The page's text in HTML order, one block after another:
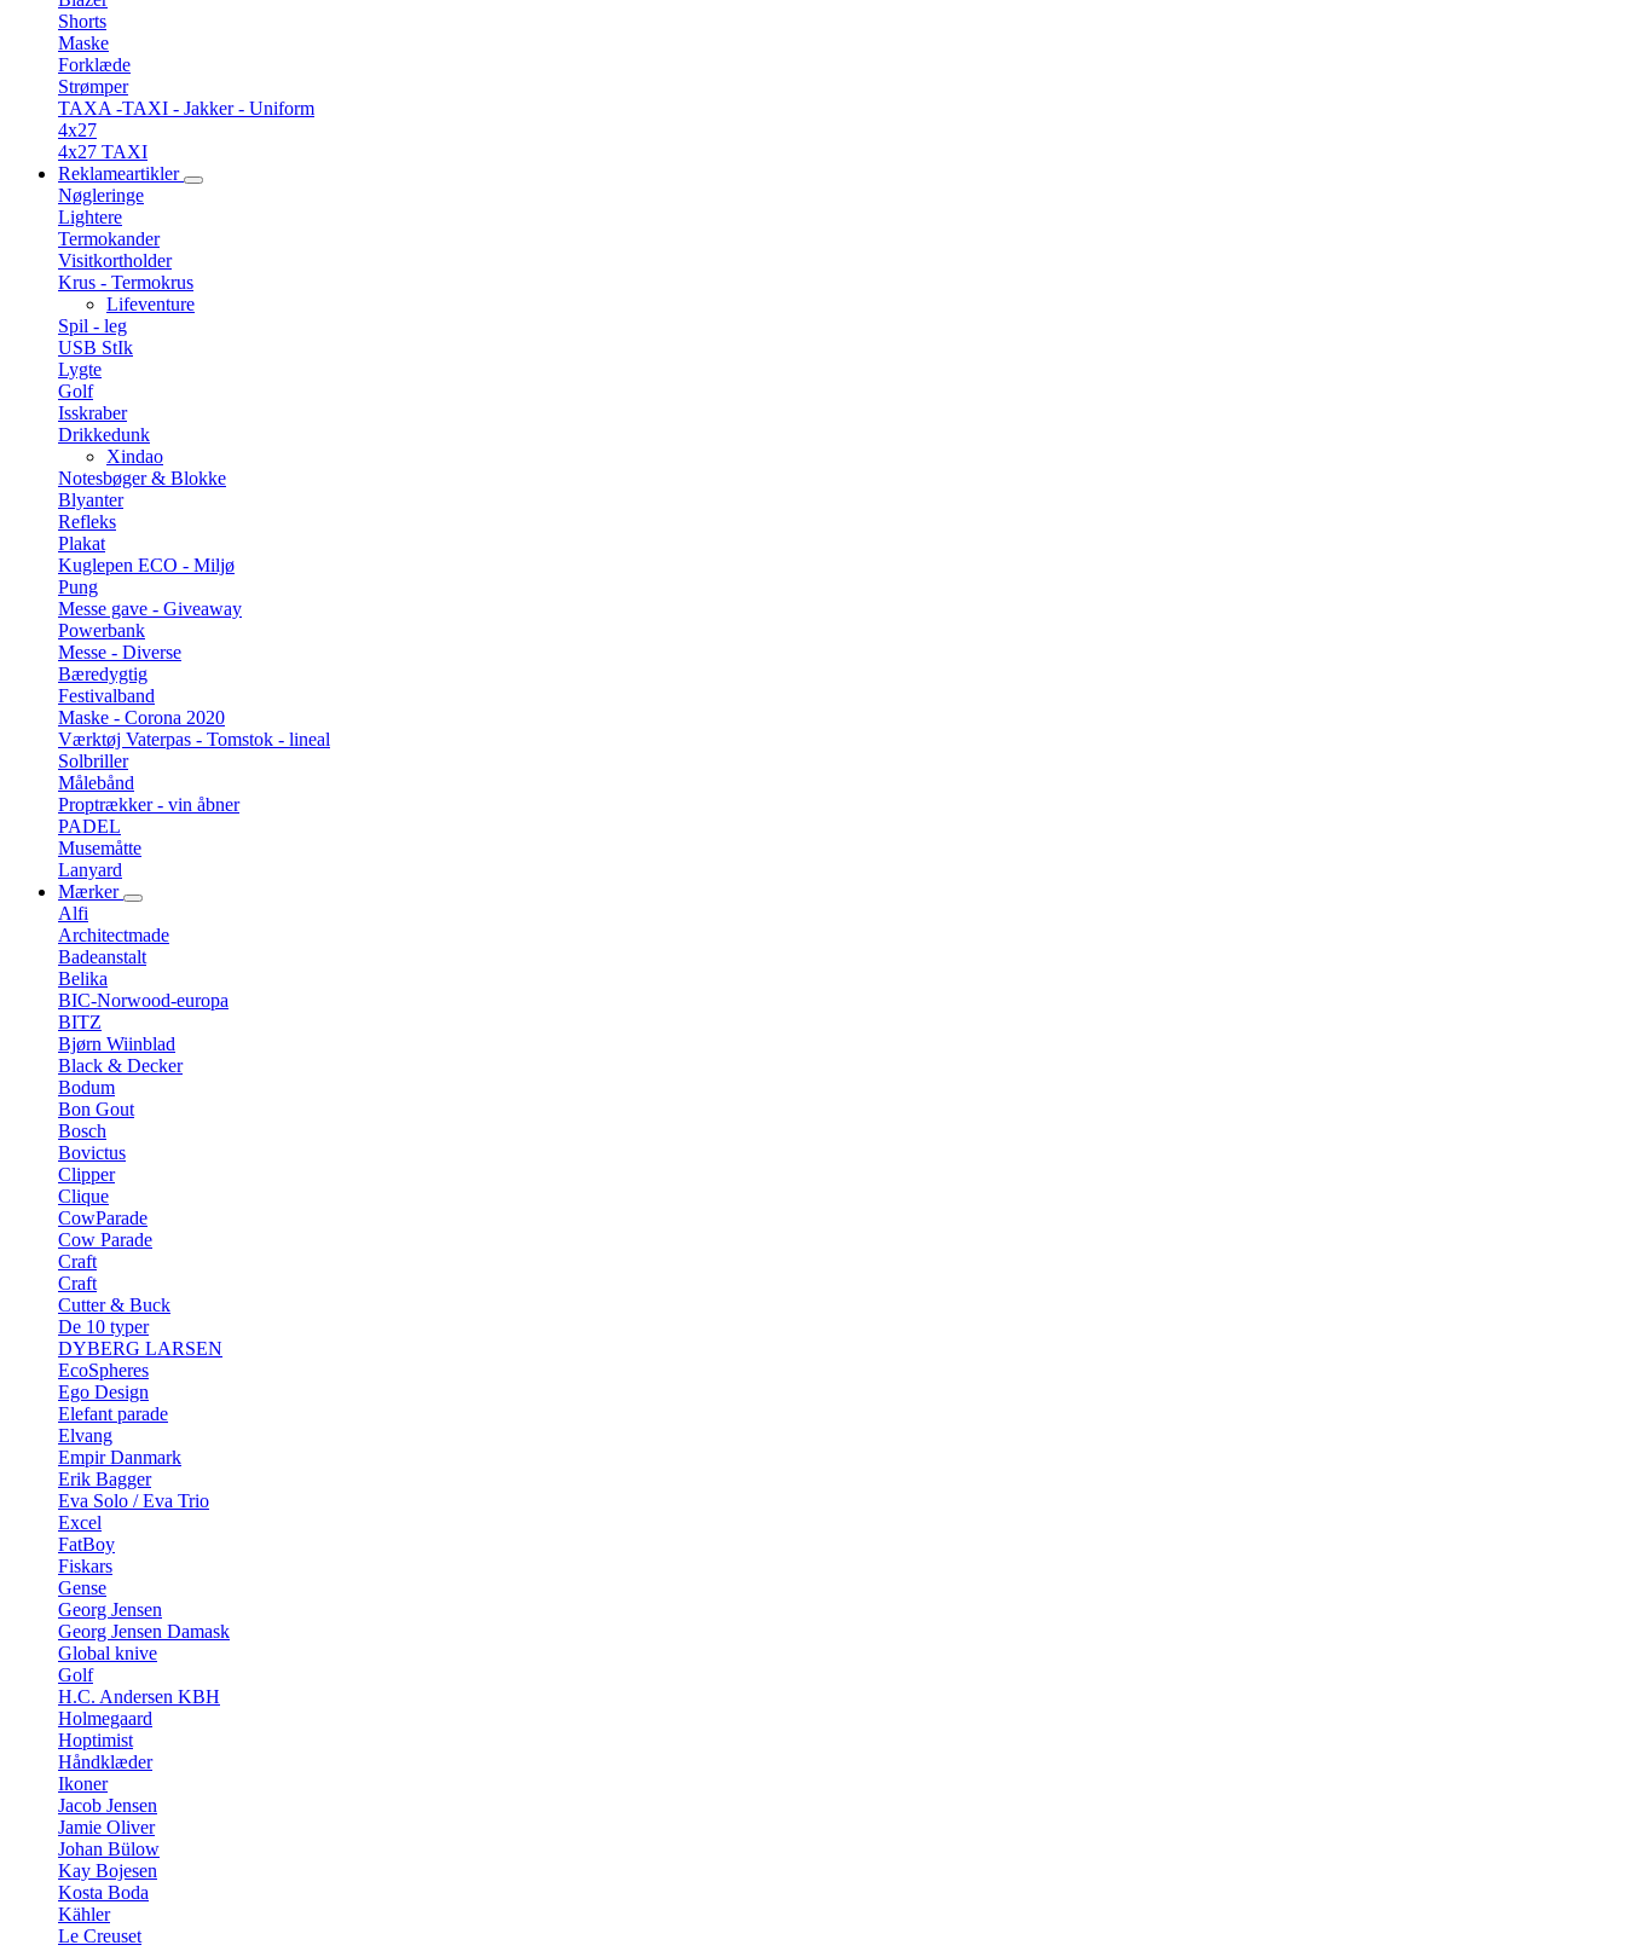
Shorts
Maske
Forklæde
Strømper
TAXA -TAXI - Jakker - Uniform
4x27
4x27 TAXI
Reklameartikler
Nøgleringe
Lightere
Termokander
Visitkortholder
Krus - Termokrus
Lifeventure
Spil - leg
USB StIk
Lygte
Golf
Isskraber
Drikkedunk
Xindao
Notesbøger & Blokke
Blyanter
Refleks
Plakat
Kuglepen ECO - Miljø
Pung
Messe gave - Giveaway
Powerbank
Messe - Diverse
Bæredygtig
Festivalband
Maske - Corona 2020
Værktøj Vaterpas - Tomstok - lineal
Solbriller
Målebånd
Proptrækker - vin åbner
PADEL
Musemåtte
Lanyard
Mærker
Alfi
Architectmade
Badeanstalt
Belika
BIC-Norwood-europa
BITZ
Bjørn Wiinblad
Black & Decker
Bodum
Bon Gout
Bosch
Bovictus
Clipper
Clique
CowParade
Cow Parade
Craft
Craft
Cutter & Buck
De 10 typer
DYBERG LARSEN
EcoSpheres
Ego Design
Elefant parade
Elvang
Empir Danmark
Erik Bagger
Eva Solo / Eva Trio
Excel
FatBoy
Fiskars
Gense
Georg Jensen
Georg Jensen Damask
Global knive
Golf
H.C. Andersen KBH
Holmegaard
Hoptimist
Håndklæder
Ikoner
Jacob Jensen
Jamie Oliver
Johan Bülow
Kay Bojesen
Kosta Boda
Kähler
Le Creuset